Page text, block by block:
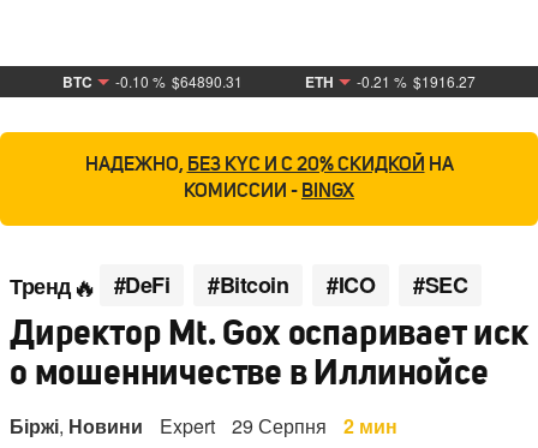
BTC -0.10 % $64890.31 ETH -0.21 % $1916.27
НАДЕЖНО, БЕЗ KYC И С 20% СКИДКОЙ НА
КОМИССИИ - BINGX
Тренд #DeFi #Bitcoin #ICO #SEC
Директор Mt. Gox оспаривает иск
о мошенничестве в Иллинойсе
Біржі, Новини Expert 29 Серпня 2 мин